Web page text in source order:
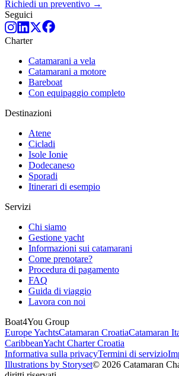
Richiedi un preventivo →
Seguici
Charter
Catamarani a vela
Catamarani a motore
Bareboat
Con equipaggio completo
Destinazioni
Atene
Cicladi
Isole Ionie
Dodecaneso
Sporadi
Itinerari di esempio
Servizi
Chi siamo
Gestione yacht
Informazioni sui catamarani
Come prenotare?
Procedura di pagamento
FAQ
Guida di viaggio
Lavora con noi
Boat4You Group
Europe YachtsCatamaran CroatiaCatamaran
CaribbeanYacht Charter Croatia
Informativa sulla privacyTermini di servizio
Illustrations by Storyset© 2026 Catamaran